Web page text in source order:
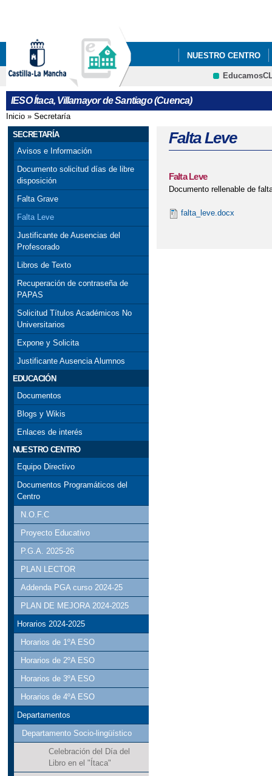
NUESTRO CENTRO
QUÉ HACEMOS
EL PINFUVOTE,
PROYECTO DE
IESO Ítaca, Villamayor de Santiago (Cuenca)
Se encuentra usted aquí
Inicio » Secretaría
SECRETARÍA
Avisos e Información
Documento solicitud días de libre
disposición
Falta Grave
Falta Leve
Justificante de Ausencias del
Profesorado
Libros de Texto
Recuperación de contraseña de
PAPAS
Solicitud Títulos Académicos No
Universitarios
Expone y Solicita
Justificante Ausencia Alumnos
EDUCACIÓN
Documentos
Blogs y Wikis
Enlaces de interés
NUESTRO CENTRO
Equipo Directivo
Documentos Programáticos del
Centro
N.O.F.C
Proyecto Educativo
P.G.A. 2025-26
PLAN LECTOR
Addenda PGA curso 2024-25
PLAN DE MEJORA 2024-2025
Horarios 2024-2025
Horarios de 1ºA ESO
Horarios de 2ºA ESO
Horarios de 3ºA ESO
Horarios de 4ºA ESO
Departamentos
Departamento Socio-lingüístico
Celebración del Día del
Libro en el "Ítaca"
Falta Leve
Falta Leve
Documento rellenable de
falta_leve.docx